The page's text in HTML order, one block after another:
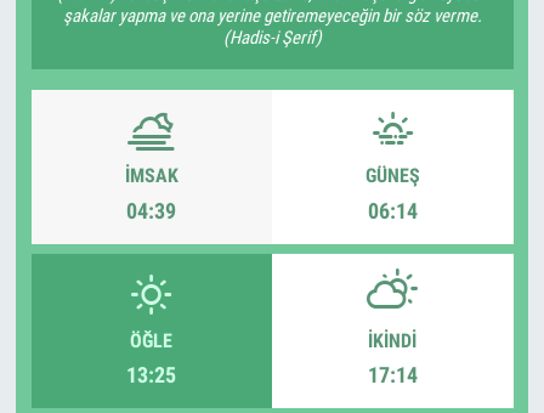
şakalar yapma ve ona yerine getiremeyeceğin bir söz verme.
(Hadis-i Şerif)
İMSAK
04:39
GÜNEŞ
06:14
ÖĞLE
13:25
İKINDI
17:14